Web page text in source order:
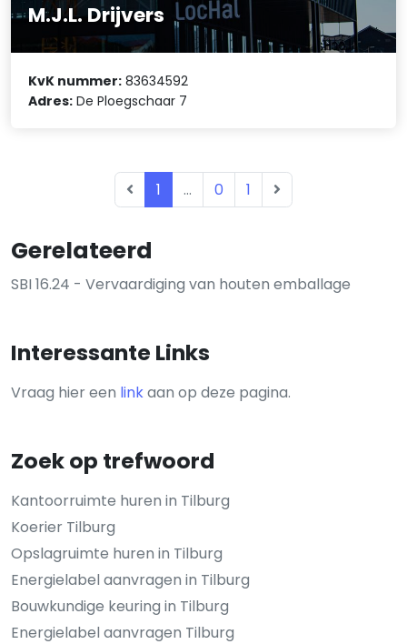
Gerelateerd
SBI 16.24 - Vervaardiging van houten emballage
Interessante Links
Vraag hier een linkaan op deze pagina.
Zoek op trefwoord
Kantoorruimte huren in Tilburg
Koerier Tilburg
Opslagruimte huren in Tilburg
Energielabel aanvragen in Tilburg
Bouwkundige keuring in Tilburg
Energielabel aanvragen Tilburg
M.J.L. Drijvers
KvK nummer: 83634592
Adres: De Ploegschaar 7
1 ... 0 1